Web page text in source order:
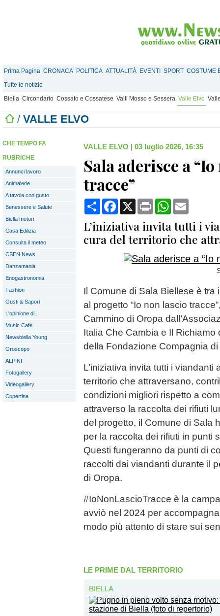
Prima Pagina CRONACA POLITICA ATTUALITÀ EVENTI SPORT COSTUME
Tutte le notizie
Biella Circondario Cossato e Cossatese Valli Mosso e Sessera Valle Elvo
/ VALLE ELVO
CHE TEMPO FA
RUBRICHE
Annunci lavoro
Animalerie
A tavola con gusto
Benessere e Salute
Biella motori
Casa Edilizia
Consulta il meteo
CSEN News
Danzamania
Enogastronomia
Fashion
Gusti & Sapori
L'opinione di...
Music Cafè
Newsbiella Young
Oroscopo
ALPINI
Fotogallery
Videogallery
Copertina
VALLE ELVO | 03 luglio 2026, 16:35
Sala aderisce a
tracce”
CondividiFacebook
X Print WhatsApp
L’iniziativa invita tutti i
cura del territorio che
Il Comune di Sala Biellese è
al progetto “Io non lascio
Cammino di Oropa
Italia Che Cambia e Il
della Fondazione Compagnia
L’iniziativa invita tutti i viandanti
territorio che attraversano,
condizioni migliori rispetto a
attraverso la raccolta dei rifiuti
del progetto, il Comune di Sala
per la raccolta dei rifiuti in punti
Questi fungeranno da punti di
raccolti dai viandanti durante il
di Oropa.
#IoNonLascioTracce è la
avviò nel 2024 per
modo più attento di stare sui
LE PRIME DAL TERRITORIO
BIELLA